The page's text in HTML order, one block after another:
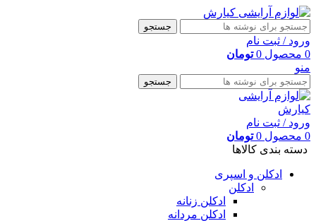
جستجو
ورود / ثبت نام
0 محصول 0 تومان
منو
جستجو
ورود / ثبت نام
0 محصول 0 تومان
دسته بندی کالاها
ادکلن و اسپری
ادکلن
ادکلن زنانه
ادکلن مردانه